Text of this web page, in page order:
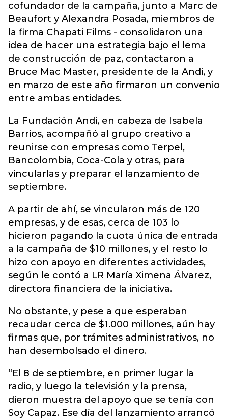
cofundador de la campaña, junto a Marc de
Beaufort y Alexandra Posada, miembros de
la firma Chapati Films - consolidaron una
idea de hacer una estrategia bajo el lema
de construcción de paz, contactaron a
Bruce Mac Master, presidente de la Andi, y
en marzo de este año firmaron un convenio
entre ambas entidades.
La Fundación Andi, en cabeza de Isabela
Barrios, acompañó al grupo creativo a
reunirse con empresas como Terpel,
Bancolombia, Coca-Cola y otras, para
vincularlas y preparar el lanzamiento de
septiembre.
A partir de ahí, se vincularon más de 120
empresas, y de esas, cerca de 103 lo
hicieron pagando la cuota única de entrada
a la campaña de $10 millones, y el resto lo
hizo con apoyo en diferentes actividades,
según le contó a LR María Ximena Álvarez,
directora financiera de la iniciativa.
No obstante, y pese a que esperaban
recaudar cerca de $1.000 millones, aún hay
firmas que, por trámites administrativos, no
han desembolsado el dinero.
“El 8 de septiembre, en primer lugar la
radio, y luego la televisión y la prensa,
dieron muestra del apoyo que se tenía con
Soy Capaz. Ese día del lanzamiento arrancó